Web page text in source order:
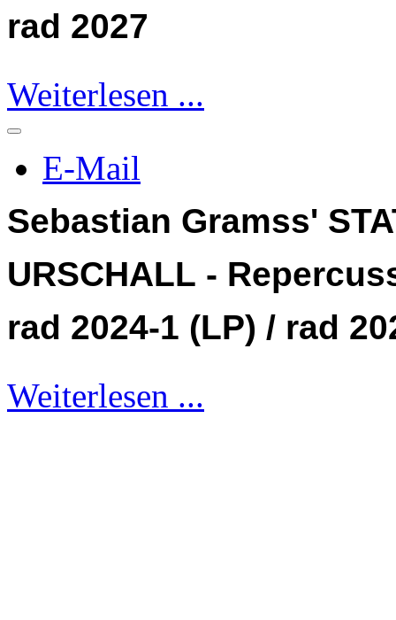
rad 2027
Weiterlesen ...
E-Mail
Sebastian Gramss'
URSCHALL -
rad 2024-1 (LP) / rad
Weiterlesen ...